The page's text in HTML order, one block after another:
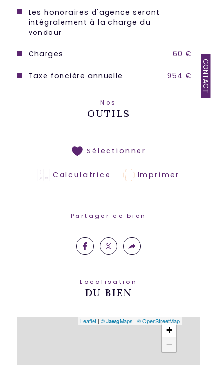
CONTACT
Les honoraires d'agence seront
intégralement à la charge du
vendeur
Charges 60 €
Taxe foncière annuelle 954 €
Nos
OUTILS
Sélectionner
Calculatrice Imprimer
Partager ce bien
Localisation
DU BIEN
+
−
Leaflet | © JawgMaps | © OpenStreetMap